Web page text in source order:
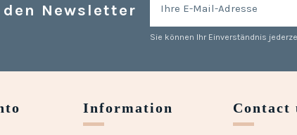
Newsletter
Sie können Ihr Einverständnis
Information Contact